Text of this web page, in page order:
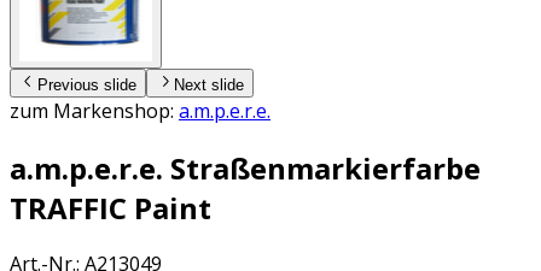
Previous slide Next slide
zum Markenshop: a.m.p.e.r.e.
a.m.p.e.r.e. Straßenmarkierfarbe
TRAFFIC Paint
Art.-Nr.: A213049